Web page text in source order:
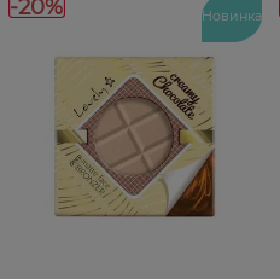
-20% Новинка